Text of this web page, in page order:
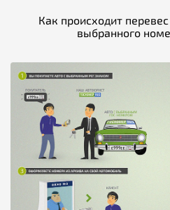
Как происходит
выбранного